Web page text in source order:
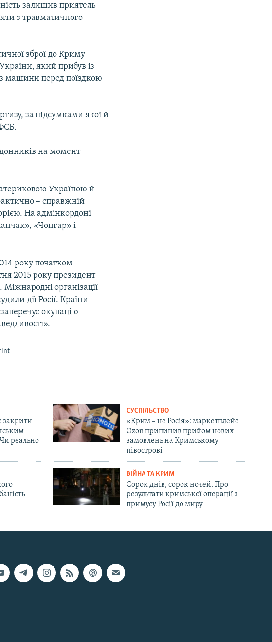
залишив приятель
з травматичного
зброї до Криму
який прибув із
машини перед поїздкою
за підсумками якої й
на момент
Україною й
– справжній
На адмінкордоні
«Чонгар» і
року початком
2015 року президент
організації
дії Росії. Країни
окупацію
закрити
реально
СУСПІЛЬСТВО
«Крим – не Росія»: маркетплейс
Ozon припинив прийом нових
замовлень на Кримському
півострові
ВІЙНА ТА КРИМ
Сорок днів, сорок ночей. Про
результати кримської операції з
примусу Росії до миру